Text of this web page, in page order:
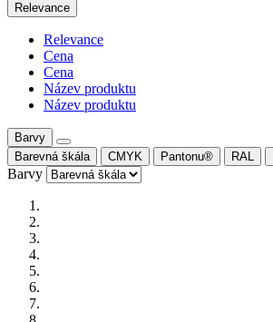
Relevance
Relevance
Cena
Cena
Název produktu
Název produktu
Barvy
Barevná škála
CMYK Pantonu® RAL
Barvy